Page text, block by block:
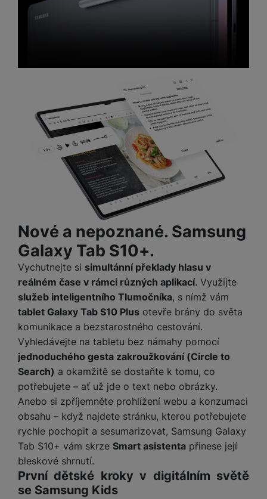
Nové a nepoznané. Samsung
Galaxy Tab S10+.
Vychutnejte si simultánní překlady hlasu v
reálném čase v rámci různých aplikací. Využijte
služeb inteligentního Tlumočníka, s nímž vám
tablet Galaxy Tab S10 Plus otevře brány do světa
komunikace a bezstarostného cestování.
Vyhledávejte na tabletu bez námahy pomocí
jednoduchého gesta zakroužkování (Circle to
Search) a okamžitě se dostaňte k tomu, co
potřebujete – ať už jde o text nebo obrázky.
Anebo si zpříjemněte prohlížení webu a konzumaci
obsahu – když najdete stránku, kterou potřebujete
rychle pochopit a sesumarizovat, Samsung Galaxy
Tab S10+ vám skrze Smart asistenta přinese její
bleskové shrnutí.
První dětské kroky v digitálním světě
se Samsung Kids